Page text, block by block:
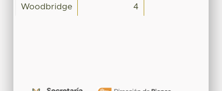
Woodbridge 4